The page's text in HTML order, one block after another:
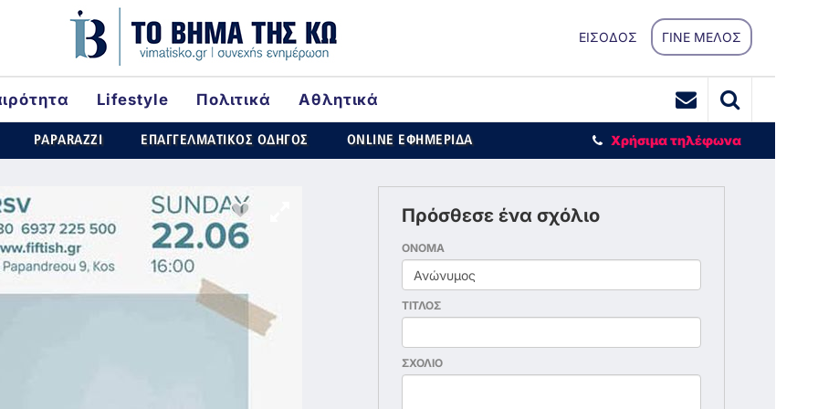
ΕΙΣΟΔΟΣ ΓΙΝΕ ΜΕΛΟΣ
Lifestyle Πολιτικά
Αθλητικά
PAPARAZZI ΕΠΑΓΓΕΛΜΑΤΙΚΟΣ ΟΔΗΓΟΣ ONLINE ΕΦΗΜΕΡΙΔΑ Χρήσιμα τηλέφωνα
Πρόσθεσε ένα σχόλιο
ΟΝΟΜΑ
ΤΙΤΛΟΣ
ΣΧΟΛΙΟ